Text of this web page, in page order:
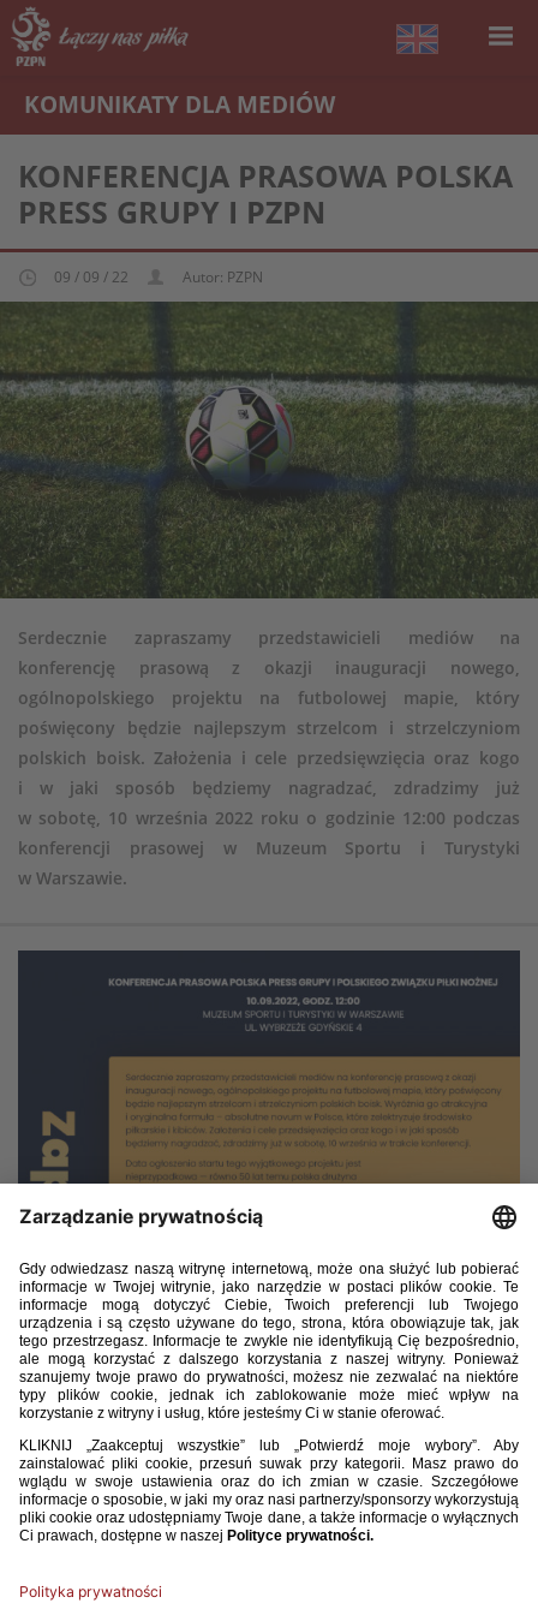
KOMUNIKATY DLA MEDIÓW
KOMUNIKATY DLA MEDIÓW
KONFERENCJA PRASOWA POLSKA
PRESS GRUPY I PZPN
09 / 09 / 22 Autor: PZPN
Serdecznie zapraszamy przedstawicieli mediów na
konferencję prasową z okazji inauguracji nowego,
ogólnopolskiego projektu na futbolowej mapie, który
poświęcony będzie najlepszym strzelcom i strzelczyniom
polskich boisk. Założenia i cele przedsięwzięcia oraz kogo
i w jaki sposób będziemy nagradzać, zdradzimy już
w sobotę, 10 września 2022 roku o godzinie 12:00 podczas
konferencji prasowej w Muzeum Sportu i Turystyki
w Warszawie.